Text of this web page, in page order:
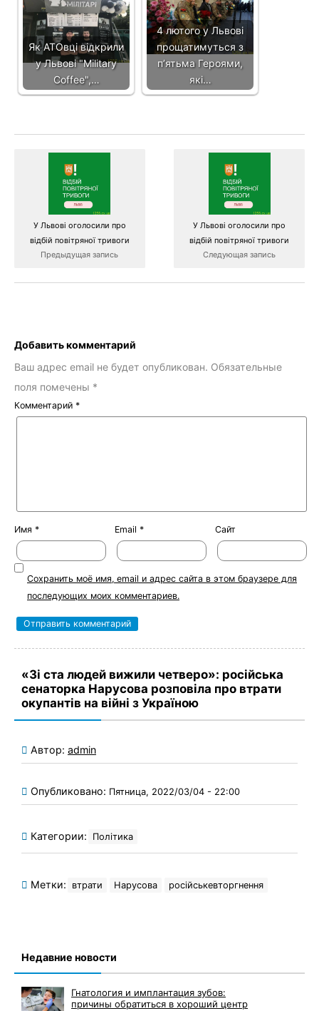
Як АТОвці відкрили
у Львові "Military
Coffee",…
4 лютого у Львові
прощатимуться з
п’ятьма Героями,
які…
У Львові оголосили про
відбій повітряної тривоги
Предыдущая запись
У Львові оголосили про
відбій повітряної тривоги
Следующая запись
Добавить комментарий
Ваш адрес email не будет опубликован. Обязательные
поля помечены *
Комментарий *
Имя * Email * Сайт
Сохранить моё имя, email и адрес сайта в этом браузере для
последующих моих комментариев.
«Зі ста людей вижили четверо»: російська
сенаторка Нарусова розповіла про втрати
окупантів на війні з Україною
Автор: admin
Опубликовано: Пятница, 2022/03/04 - 22:00
Категории: Політика
Метки: втрати Нарусова російськевторгнення
Недавние новости
Гнатология и имплантация зубов:
причины обратиться в хороший центр